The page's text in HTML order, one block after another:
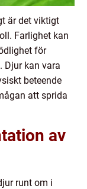
är det viktigt
Farlighet kan
för
Djur kan vara
beteende
att sprida
av
runt om i